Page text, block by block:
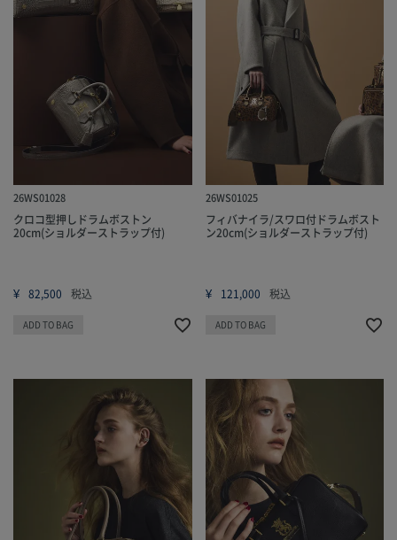
26WS01028
クロコ型押しドラムボストン
20cm(ショルダーストラップ付)
¥ 82,500 税込
ADD TO BAG
26WS01025
フィバナイラ/スワロ付ドラムボスト
ン20cm(ショルダーストラップ付)
¥ 121,000 税込
ADD TO BAG